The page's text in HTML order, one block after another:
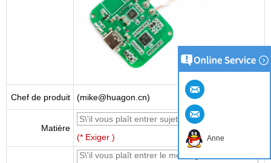
Chef de produit (mike@huagon.cn)
Matière
(* Exiger )
Anne